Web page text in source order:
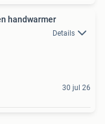
handwarmer
Details
30 jul 26